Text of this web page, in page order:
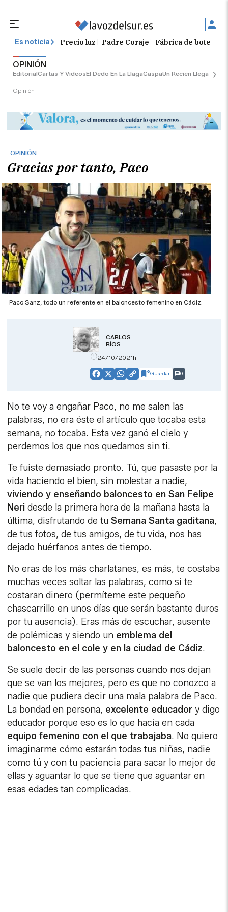
Es noticia Precio luz Padre Coraje Fábrica de botellas
OPINIÓN
EditorialCartas Y VídeosEl Dedo En La LlagaCaspaUn Recién Llegado
Opinión
OPINIÓN
Gracias por tanto, Paco
Paco Sanz, todo un referente en el baloncesto femenino en Cádiz.
CARLOS
RÍOS
24/10/2021h.
Facebook
X WhatsApp
CopyGuardar 0
No te voy a engañar Paco, no me salen las
palabras, no era éste el artículo que tocaba esta
semana, no tocaba. Esta vez ganó el cielo y
perdemos los que nos quedamos sin ti.
Te fuiste demasiado pronto. Tú, que pasaste por la
vida haciendo el bien, sin molestar a nadie,
viviendo y enseñando baloncesto en San Felipe
Neri desde la primera hora de la mañana hasta la
última, disfrutando de tuSemana Santa gaditana,
de tus fotos, de tus amigos, de tu vida, nos has
dejado huérfanos antes de tiempo.
No eras de los más charlatanes, es más, te costaba
muchas veces soltar las palabras, como si te
costaran dinero (permíteme este pequeño
chascarrillo en unos días que serán bastante duros
por tu ausencia). Eras más de escuchar, ausente
de polémicas y siendo un emblema del
baloncesto en el cole y en la ciudad de Cádiz.
Se suele decir de las personas cuando nos dejan
que se van los mejores, pero es que no conozco a
nadie que pudiera decir una mala palabra de Paco.
La bondad en persona, excelente educador y digo
educador porque eso es lo que hacía en cada
equipo femenino con el que trabajaba. No quiero
imaginarme cómo estarán todas tus niñas, nadie
como tú y con tu paciencia para sacar lo mejor de
ellas y aguantar lo que se tiene que aguantar en
esas edades tan complicadas.